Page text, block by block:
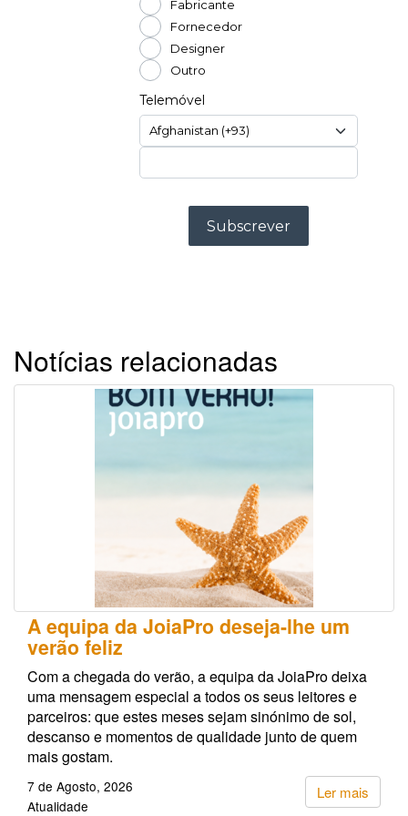
Notícias relacionadas
A equipa da JoiaPro deseja-lhe um
verão feliz
Com a chegada do verão, a equipa da JoiaPro deixa
uma mensagem especial a todos os seus leitores e
parceiros: que estes meses sejam sinónimo de sol,
descanso e momentos de qualidade junto de quem
mais gostam.
Ler mais
7 de Agosto, 2026
Atualidade